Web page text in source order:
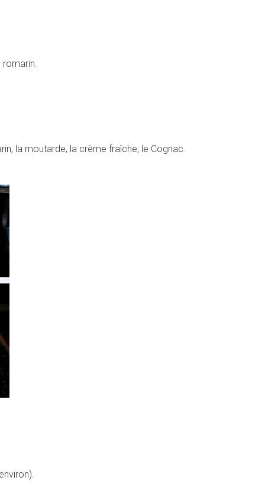
romarin.
la moutarde, la crème fraîche, le Cognac.